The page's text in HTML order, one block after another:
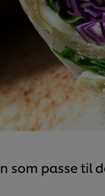
som passe til